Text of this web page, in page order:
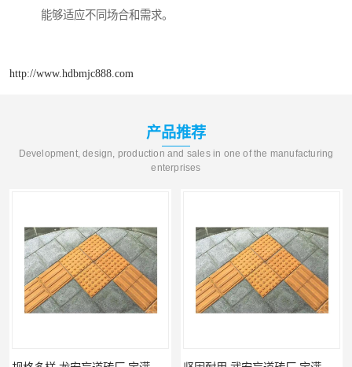
能够适应不同场合和需求。
http://www.hdbmjc888.com
产品推荐
Development, design, production and sales in one of the manufacturing
enterprises